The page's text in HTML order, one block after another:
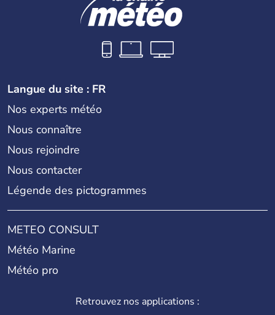
fédéral n'est créé qu'en 1848 et signe l'abolition des
frontières, ainsi que l'établissement d'une monnaie
unique et d'une armée. La première constitution est
rédigée à la même année, le droit de référendum est
ajouté 26 ans plus tard.
Langue du site : FR
Nos experts météo
Nous connaître
Nous rejoindre
Nous contacter
Légende des pictogrammes
METEO CONSULT
Météo Marine
Météo pro
Retrouvez nos applications :